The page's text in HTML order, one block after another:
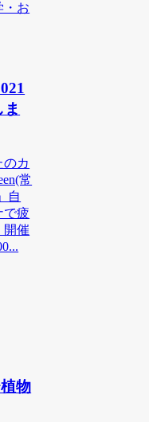
・お
のカ
常
自
で疲
開催
物